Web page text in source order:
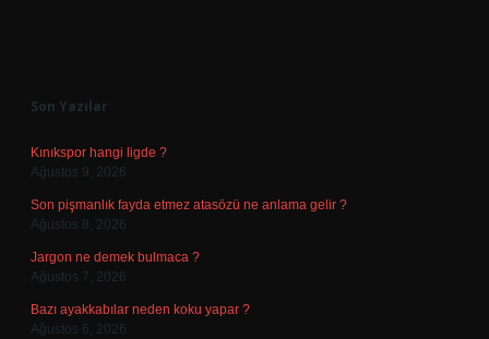
Son Yazılar
Kınıkspor hangi ligde ?
Ağustos 9, 2026
Son pişmanlık fayda etmez atasözü ne anlama gelir ?
Ağustos 8, 2026
Jargon ne demek bulmaca ?
Ağustos 7, 2026
Bazı ayakkabılar neden koku yapar ?
Ağustos 6, 2026